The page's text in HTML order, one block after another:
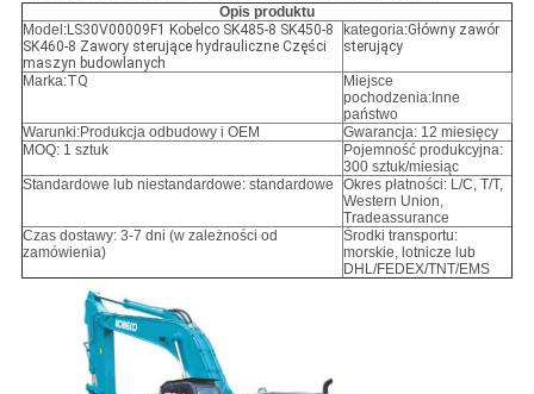
Opis produktu
Model:LS30V00009F1 Kobelco SK485-8 SK450-8
SK460-8 Zawory sterujące hydrauliczne Części
maszyn budowlanych
kategoria:Główny zawór
sterujący
Marka:TQ
Miejsce
pochodzenia:Inne
państwo
Warunki:Produkcja odbudowy i OEM
Gwarancja: 12 miesięcy
MOQ: 1 sztuk
Pojemność produkcyjna:
300 sztuk/miesiąc
Standardowe lub niestandardowe: standardowe
Okres płatności: L/C, T/T,
Western Union,
Tradeassurance
Czas dostawy: 3-7 dni (w zależności od
zamówienia)
Środki transportu:
morskie, lotnicze lub
DHL/FEDEX/TNT/EMS